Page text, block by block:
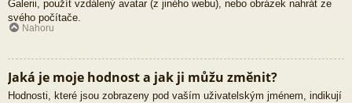
Galerii, použít vzdálený avatar (z jiného webu), nebo obrázek nahrát ze
svého počítače.
Nahoru
Jaká je moje hodnost a jak ji můžu změnit?
Hodnosti, které jsou zobrazeny pod vaším uživatelským jménem, indikují